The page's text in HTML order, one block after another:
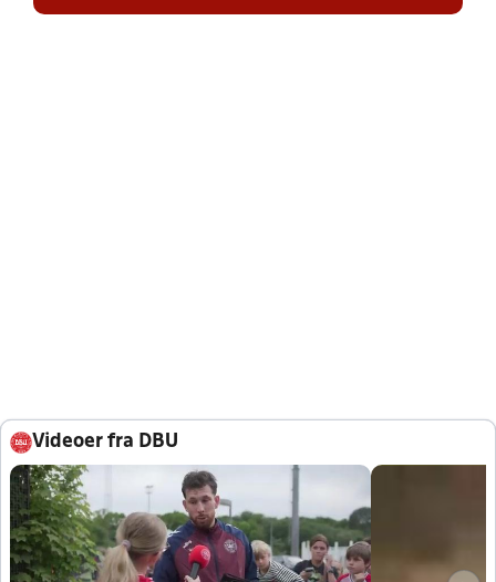
Videoer fra DBU